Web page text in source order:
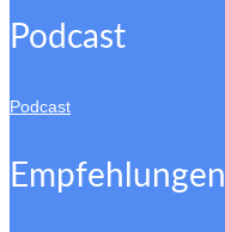
Podcast
Podcast
Empfehlungen